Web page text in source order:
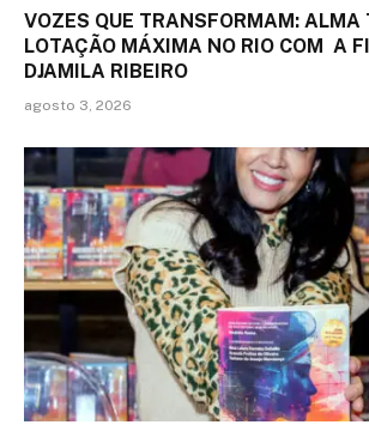
VOZES QUE TRANSFORMAM: ALMA
LOTAÇÃO MÁXIMA NO RIO COM A
DJAMILA RIBEIRO
agosto 3, 2026